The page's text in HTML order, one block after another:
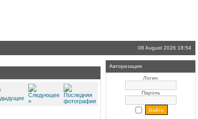
08 August 2026 18:54
Авторизация
Логин
Пароль